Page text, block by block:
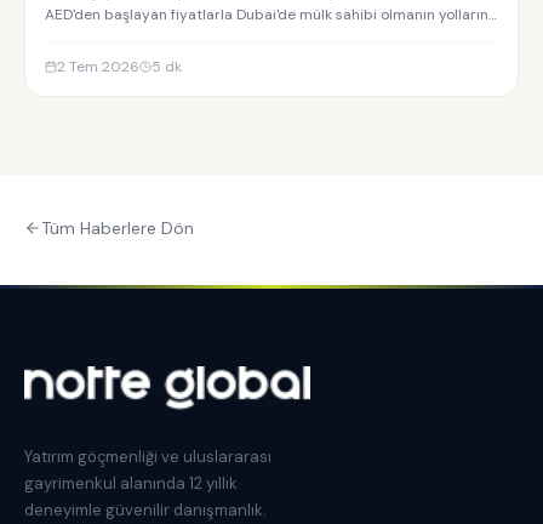
AED'den başlayan fiyatlarla Dubai'de mülk sahibi olmanın yollarını
2 Tem 2026
5 dk
Tüm Haberlere Dön
Yatırım göçmenliği ve uluslararası
gayrimenkul alanında 12 yıllık
deneyimle güvenilir danışmanlık.